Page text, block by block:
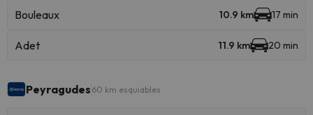
Bouleaux 10.9 km 17 min
Adet 11.9 km 20 min
Peyragudes 60 km esquiables